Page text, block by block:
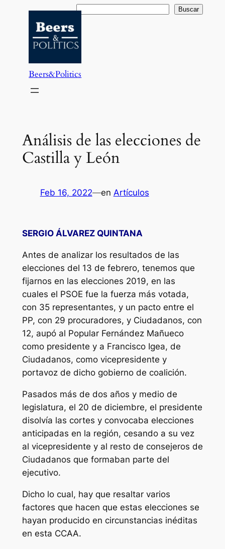
contenido
Buscar Buscar
Beers&Politics
Análisis de las elecciones de
Castilla y León
Feb 16, 2022—en Artículos
SERGIO ÁLVAREZ QUINTANA
Antes de analizar los resultados de las
elecciones del 13 de febrero, tenemos que
fijarnos en las elecciones 2019, en las
cuales el PSOE fue la fuerza más votada,
con 35 representantes, y un pacto entre el
PP, con 29 procuradores, y Ciudadanos, con
12, aupó al Popular Fernández Mañueco
como presidente y a Francisco Igea, de
Ciudadanos, como vicepresidente y
portavoz de dicho gobierno de coalición.
Pasados más de dos años y medio de
legislatura, el 20 de diciembre, el presidente
disolvía las cortes y convocaba elecciones
anticipadas en la región, cesando a su vez
al vicepresidente y al resto de consejeros de
Ciudadanos que formaban parte del
ejecutivo.
Dicho lo cual, hay que resaltar varios
factores que hacen que estas elecciones se
hayan producido en circunstancias inéditas
en esta CCAA.